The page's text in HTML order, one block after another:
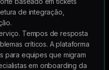
de integração,
Tempos de resposta
críticos. A plataforma
para equipes que migram
em onboarding da